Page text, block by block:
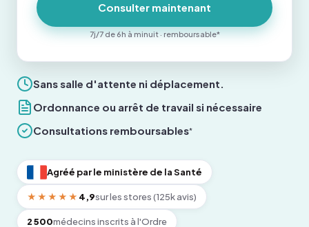
Sans salle d'attente ni déplacement.
Ordonnance ou arrêt de travail si nécessaire
Consultations remboursables*
Agréé par le ministère de la Santé
★★★★★ 4,9sur les stores (125k avis)
2 500médecins inscrits à l'Ordre
Consulter maintenant
7j/7 de 6h à minuit · remboursable*